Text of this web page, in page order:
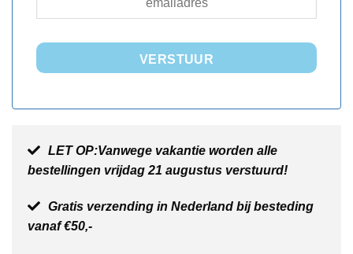
VERSTUUR
LET OP:Vanwege vakantie worden alle
bestellingen vrijdag 21 augustus verstuurd!
Gratis verzending in Nederland bij besteding
vanaf €50,-